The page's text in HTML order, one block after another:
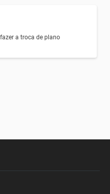
a troca de plano